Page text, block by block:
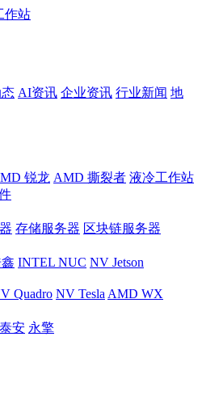
AI资讯 企业资讯 行业新闻 地
锐龙 AMD 撕裂者 液冷工作站
存储服务器 区块链服务器
INTEL NUC NV Jetson
Quadro NV Tesla AMD WX
泰安 永擎